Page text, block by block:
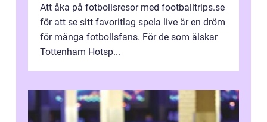
Att åka på fotbollsresor med footballtrips.se
för att se sitt favoritlag spela live är en dröm
för många fotbollsfans. För de som älskar
Tottenham Hotsp...